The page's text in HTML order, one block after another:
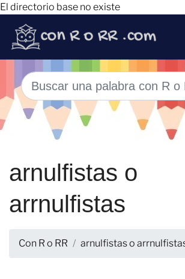
El directorio base no existe
arnulfistas o
arrnulfistas
Con R o RR arnulfistas o